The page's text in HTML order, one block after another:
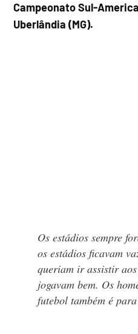
Campeonato Sul-
Uberlândia (MG).
Os estádios sempre
os estádios ficavam
queriam ir assistir
jogavam bem. Os
futebol também é